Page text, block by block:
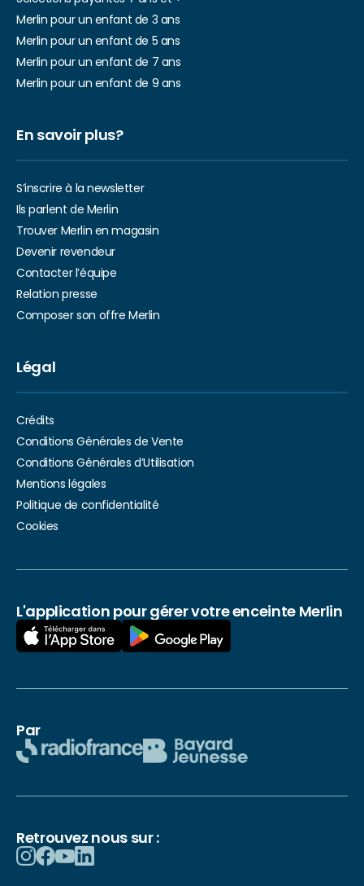
Merlin pour un enfant de 3 ans
Merlin pour un enfant de 5 ans
Merlin pour un enfant de 7 ans
Merlin pour un enfant de 9 ans
En savoir plus?
S’inscrire à la newsletter
Ils parlent de Merlin
Trouver Merlin en magasin
Devenir revendeur
Contacter l’équipe
Relation presse
Composer son offre Merlin
Légal
Crédits
Conditions Générales de Vente
Conditions Générales d’Utilisation
Mentions légales
Politique de confidentialité
Cookies
L'application pour gérer votre enceinte Merlin
Par
Retrouvez nous sur :